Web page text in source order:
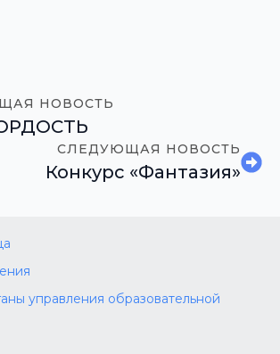
НОВОСТЬ
СЛЕДУЮЩАЯ НОВОСТЬ
Конкурс «Фантазия»
управления образовательной